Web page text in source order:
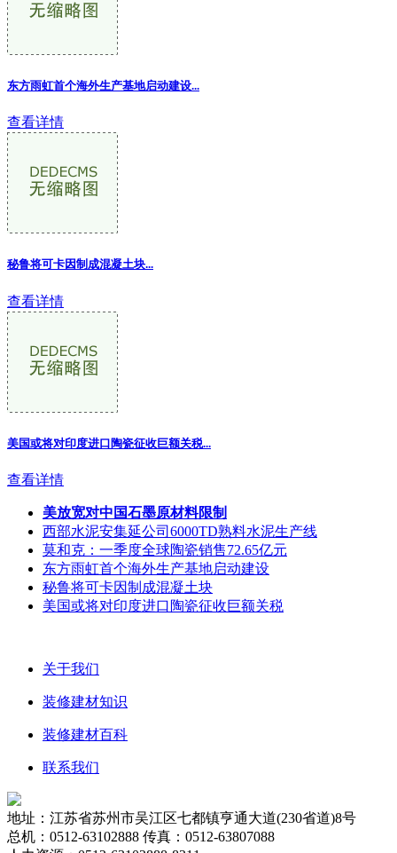
东方雨虹首个海外生产基地启动建设...
查看详情
秘鲁将可卡因制成混凝土块...
查看详情
美国或将对印度进口陶瓷征收巨额关税...
查看详情
美放宽对中国石墨原材料限制
西部水泥安集延公司6000TD熟料水泥生产线
莫和克：一季度全球陶瓷销售72.65亿元
东方雨虹首个海外生产基地启动建设
秘鲁将可卡因制成混凝土块
美国或将对印度进口陶瓷征收巨额关税
关于我们
装修建材知识
装修建材百科
联系我们
地址：江苏省苏州市吴江区七都镇亨通大道(230省道)8号
总机：0512-63102888 传真：0512-63807088